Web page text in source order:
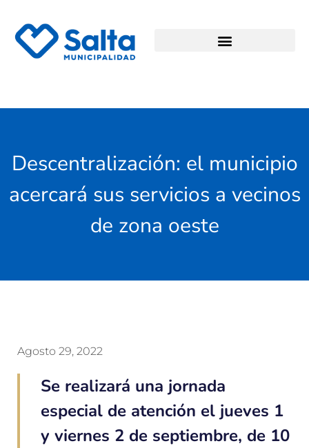
Descentralización: el municipio
acercará sus servicios a vecinos
de zona oeste
Agosto 29, 2022
Se realizará una jornada
especial de atención el jueves 1
y viernes 2 de septiembre, de 10